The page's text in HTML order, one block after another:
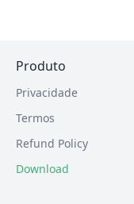
Produto
Privacidade
Termos
Refund Policy
Download